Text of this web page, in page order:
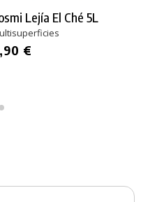
Lejía El Ché 5L
€